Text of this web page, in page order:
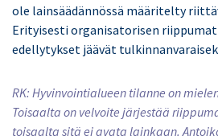
ole lainsäädännössä määritelty
Erityisesti organisatorisen
edellytykset jäävät
RK: Hyvinvointialueen tilanne on
Toisaalta on velvoite järjestää
toisaalta sitä ei avata lainkaan.